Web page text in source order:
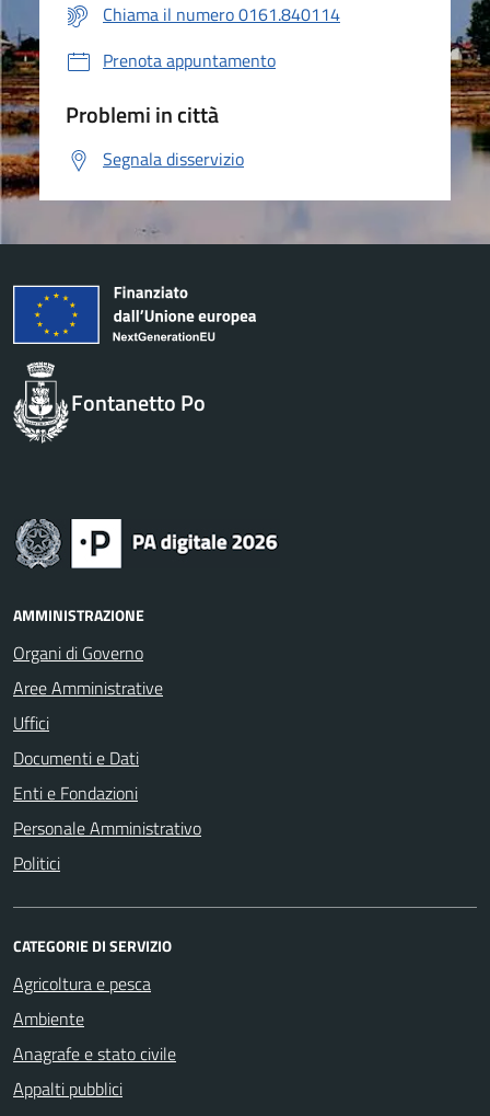
Chiama il numero 0161.840114
Prenota appuntamento
Problemi in città
Segnala disservizio
Fontanetto Po
AMMINISTRAZIONE
Organi di Governo
Aree Amministrative
Uffici
Documenti e Dati
Enti e Fondazioni
Personale Amministrativo
Politici
CATEGORIE DI SERVIZIO
Agricoltura e pesca
Ambiente
Anagrafe e stato civile
Appalti pubblici